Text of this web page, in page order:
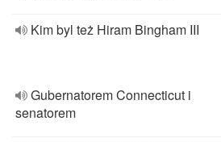
Kim byl też Hiram Bingham III
Gubernatorem Connecticut i
senatorem